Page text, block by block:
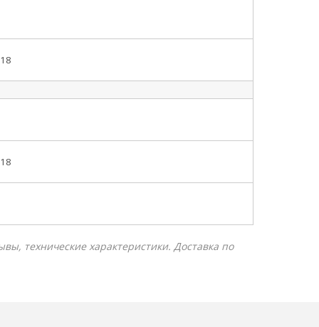
технические характеристики. Доставка по